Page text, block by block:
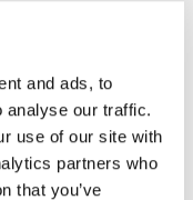
and ads, to
analyse our traffic.
use of our site with
partners who
that you’ve